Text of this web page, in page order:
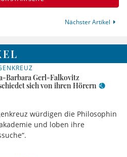
Nächster Artikel
Barbara Gerl-Falkovitz
sich von ihren Hörern
würdigen die Philosophin
und loben ihre